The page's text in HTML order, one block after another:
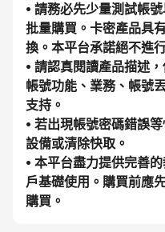
• 請務必先少量測試帳
批量購買。卡密產品具
換。本平台承諾絕不進
• 請認真閱讀產品描述
帳號功能、業務、帳號
支持。
• 若出現帳號密碼錯誤
設備或清除快取。
• 本平台盡力提供完善
戶基礎使用。購買前應
購買。